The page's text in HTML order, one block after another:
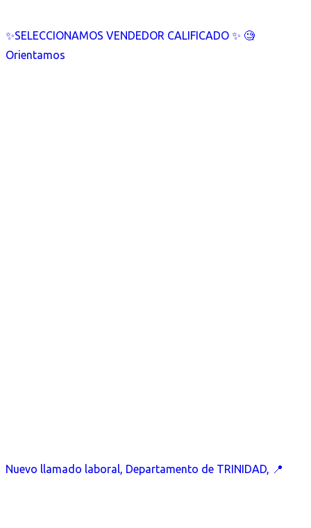
✨SELECCIONAMOS VENDEDOR CALIFICADO ✨ 🧐
Orientamos
Nuevo llamado laboral, Departamento de TRINIDAD, 📍